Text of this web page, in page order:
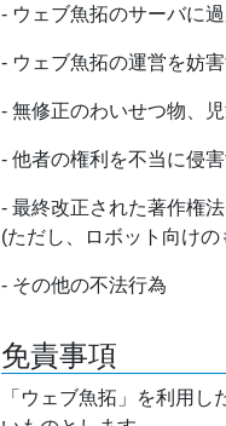
- ウェブ魚拓のサーバに
- ウェブ魚拓の運営を妨
- 無修正のわいせつ物、
- 他者の権利を不当に侵
- 最終改正された著作権
(ただし、ロボット向け
- その他の不法行為
免責事項
「ウェブ魚拓」を利用